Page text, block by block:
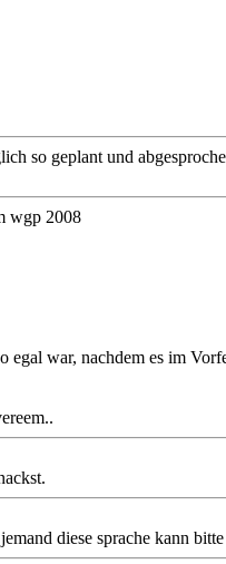
so geplant und
wgp 2008
egal war, nachdem es im
diese sprache kann bitte